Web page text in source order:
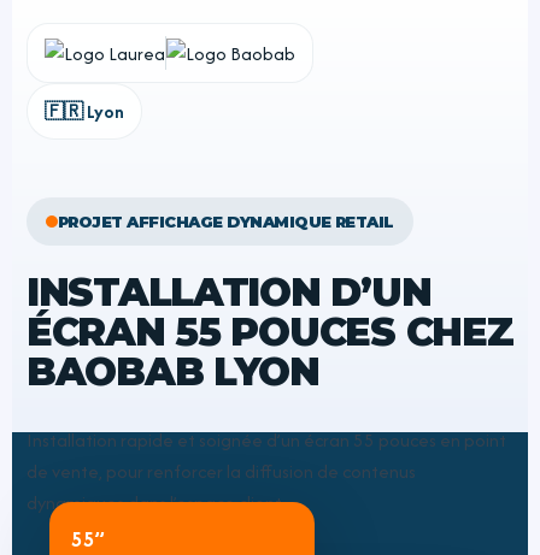
🇫🇷 Lyon
PROJET AFFICHAGE DYNAMIQUE RETAIL
INSTALLATION D’UN
ÉCRAN 55 POUCES CHEZ
BAOBAB LYON
Installation rapide et soignée d’un écran 55 pouces en point
de vente, pour renforcer la diffusion de contenus
dynamiques dans l’espace client.
55’’